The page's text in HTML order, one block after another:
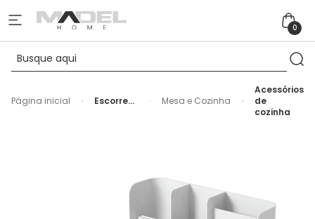
0
Página inicial
Escorredor
Mesa e Cozinha
Acessórios
de
cozinha